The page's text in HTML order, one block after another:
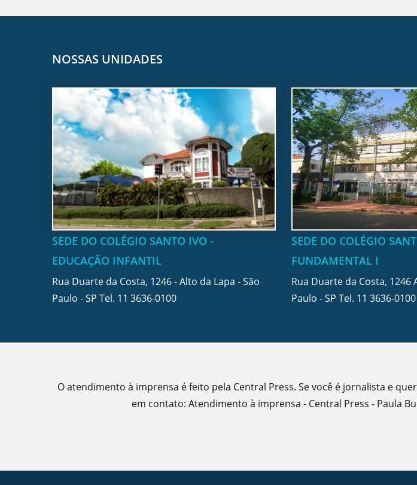
NOSSAS UNIDADES
SEDE DO COLÉGIO SANTO IVO -
EDUCAÇÃO INFANTIL
Rua Duarte da Costa, 1246 - Alto da Lapa - São
Paulo - SP Tel. 11 3636-0100
SEDE DO COLÉGIO
FUNDAMENTAL I
Rua Duarte da Costa, 1246
Paulo - SP Tel. 11 3636-0100
O atendimento à imprensa é feito pela Central Press. Se você é jornalista e
em contato: Atendimento à imprensa - Central Press - Paula